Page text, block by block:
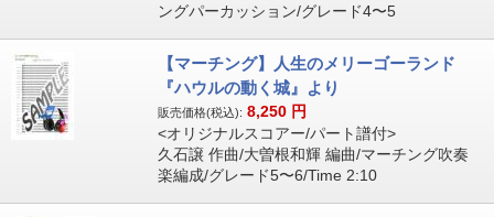
ングパーカッション/グレード4〜5
【マーチング】人生のメリーゴーランド
『ハウルの動く城』より
販売価格(税込): 8,250 円
<オリジナルスコアー/パート譜付>
久石譲 作曲/大曽根和輝 編曲/マーチング吹奏
楽編成/グレード5〜6/Time 2:10